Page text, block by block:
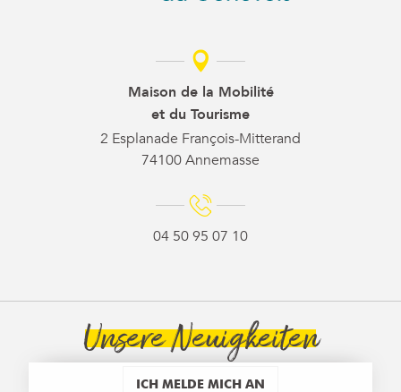
Maison de la Mobilité
et du Tourisme
2 Esplanade François-Mitterand
74100 Annemasse
04 50 95 07 10
Unsere Neuigkeiten
ICH MELDE MICH AN